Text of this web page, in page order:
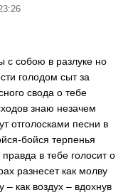
с собою в разлуке но
голодом сыт за
свода о тебе
знаю незачем
отголосками песни в
бойся терпенья
в тебе голосит о
разнесет как молву
– как воздух – вдохнув